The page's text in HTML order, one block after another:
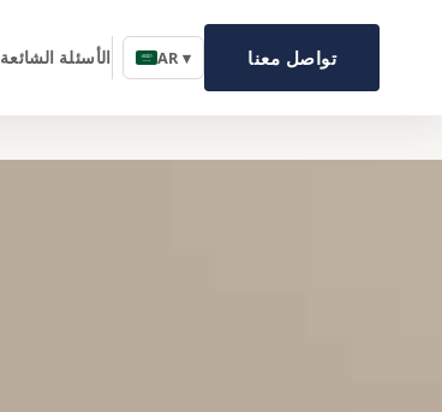
الأسئلة الشائعة AR ▾ تواصل معنا